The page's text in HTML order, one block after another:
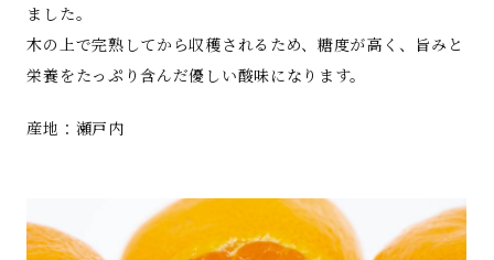
ました。
木の上で完熟してから収穫されるため、糖度が高く、旨みと
栄養をたっぷり含んだ優しい酸味になります。
産地：瀬戸内